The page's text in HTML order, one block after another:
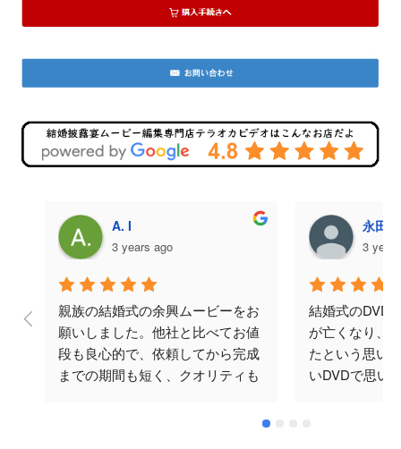
A. I
3 years ago
親族の結婚式の余興ムービーをお
願いしました。他社と比べてお値
段も良心的で、依頼してから完成
までの期間も短く、クオリティも
永田
3
結婚式のDVD
が亡くなり、
たという思い
いDVDで思い